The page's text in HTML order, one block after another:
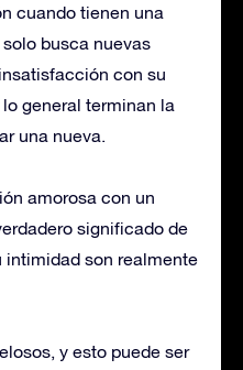
cuando tienen una
busca nuevas
con su
general terminan la
una nueva.
amorosa con un
significado de
intimidad son realmente
y esto puede ser